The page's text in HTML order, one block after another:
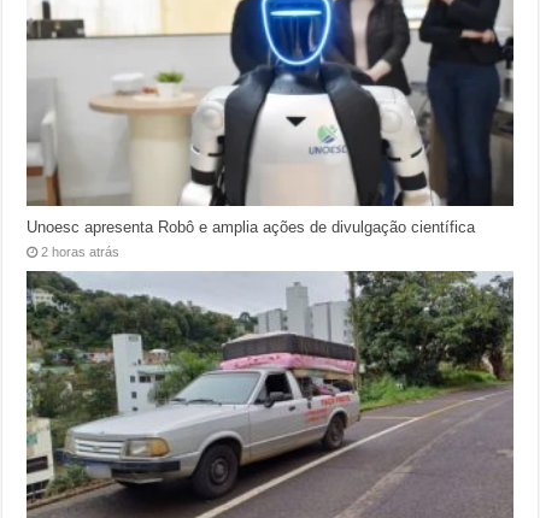
Unoesc apresenta Robô e amplia ações de divulgação científica
2 horas atrás